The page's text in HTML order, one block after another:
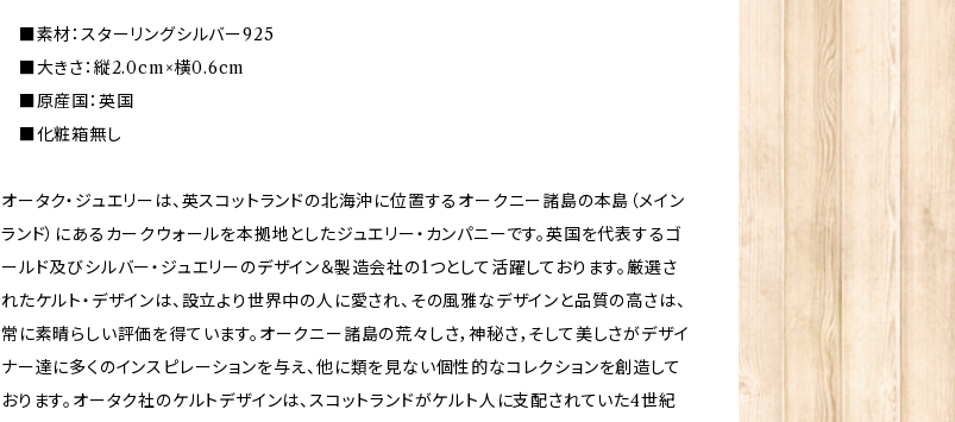
■素材：スターリングシルバー925
■大きさ：縦2.0cm×横0.6cm
■原産国：英国
■化粧箱無し
オータク・ジュエリーは、英スコットランドの北海沖に位置するオークニー諸島の本島（メイン
ランド）にあるカークウォールを本拠地としたジュエリー・カンパニーです。英国を代表するゴ
ールド及びシルバー・ジュエリーのデザイン＆製造会社の1つとして活躍しております。厳選さ
れたケルト・デザインは、設立より世界中の人に愛され、その風雅なデザインと品質の高さは、
常に素晴らしい評価を得ています。オークニー諸島の荒々しさ，神秘さ，そして美しさがデザイ
ナー達に多くのインスピレーションを与え、他に類を見ない個性的なコレクションを創造して
おります。オータク社のケルトデザインは、スコットランドがケルト人に支配されていた4世紀